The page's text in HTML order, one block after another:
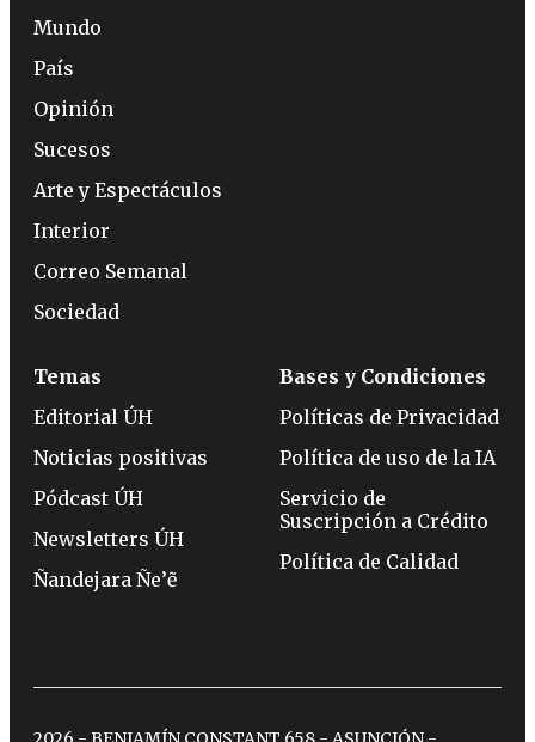
Mundo
País
Opinión
Sucesos
Arte y Espectáculos
Interior
Correo Semanal
Sociedad
Temas
Editorial ÚH
Noticias positivas
Pódcast ÚH
Newsletters ÚH
Ñandejara Ñe’ẽ
Bases y Condiciones
Políticas de Privacidad
Política de uso de la IA
Servicio de
Suscripción a Crédito
Política de Calidad